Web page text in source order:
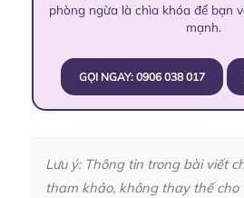
phòng ngừa là chìa khóa để bạn
mạnh.
GỌI NGAY: 0906 038 017
Lưu ý: Thông tin trong bài viết
tham khảo, không thay thế cho